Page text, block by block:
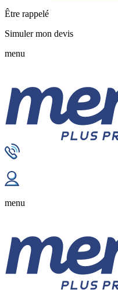
Être rappelé
Simuler mon devis
menu
menu